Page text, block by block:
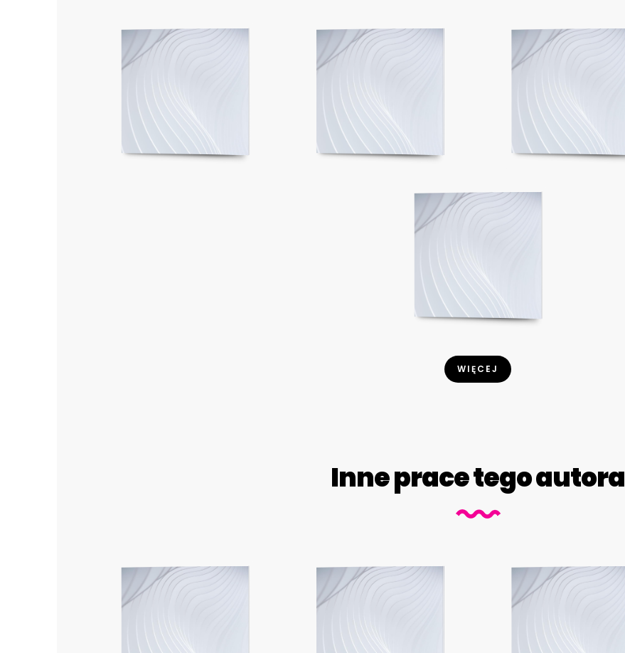
WIĘCEJ
Inne prace tego autora